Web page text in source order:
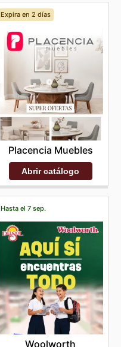
Expira en 2 días
Placencia Muebles
Abrir catálogo
Hasta el 7 sep.
Woolworth